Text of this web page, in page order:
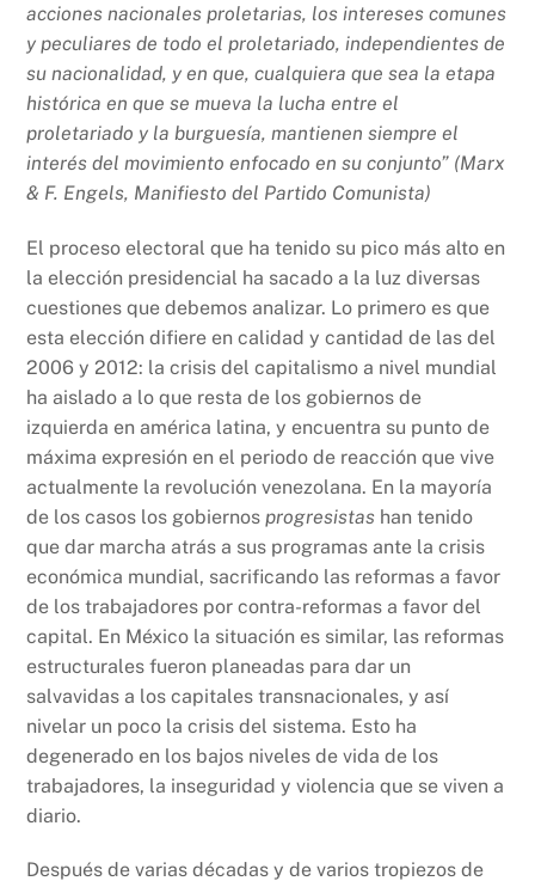
acciones nacionales proletarias, los intereses comunes
y peculiares de todo el proletariado, independientes de
su nacionalidad, y en que, cualquiera que sea la etapa
histórica en que se mueva la lucha entre el
proletariado y la burguesía, mantienen siempre el
interés del movimiento enfocado en su conjunto” (Marx
& F. Engels, Manifiesto del Partido Comunista)
El proceso electoral que ha tenido su pico más alto en
la elección presidencial ha sacado a la luz diversas
cuestiones que debemos analizar. Lo primero es que
esta elección difiere en calidad y cantidad de las del
2006 y 2012: la crisis del capitalismo a nivel mundial
ha aislado a lo que resta de los gobiernos de
izquierda en américa latina, y encuentra su punto de
máxima expresión en el periodo de reacción que vive
actualmente la revolución venezolana. En la mayoría
de los casos los gobiernos progresistas han tenido
que dar marcha atrás a sus programas ante la crisis
económica mundial, sacrificando las reformas a favor
de los trabajadores por contra-reformas a favor del
capital. En México la situación es similar, las reformas
estructurales fueron planeadas para dar un
salvavidas a los capitales transnacionales, y así
nivelar un poco la crisis del sistema. Esto ha
degenerado en los bajos niveles de vida de los
trabajadores, la inseguridad y violencia que se viven a
diario.
Después de varias décadas y de varios tropiezos de